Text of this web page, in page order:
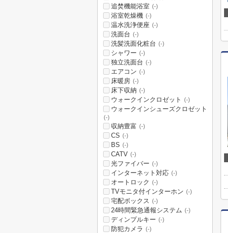
追焚機能浴室 (-)
浴室乾燥機 (-)
温水洗浄便座 (-)
洗面台 (-)
洗髪洗面化粧台 (-)
シャワー (-)
独立洗面台 (-)
エアコン (-)
床暖房 (-)
床下収納 (-)
ウォークインクロゼット (-)
ウォークインシューズクロゼット
(-)
収納豊富 (-)
CS (-)
BS (-)
CATV (-)
光ファイバー (-)
インターネット対応 (-)
オートロック (-)
TVモニタ付インターホン (-)
宅配ボックス (-)
24時間緊急通報システム (-)
ディンプルキー (-)
防犯カメラ (-)